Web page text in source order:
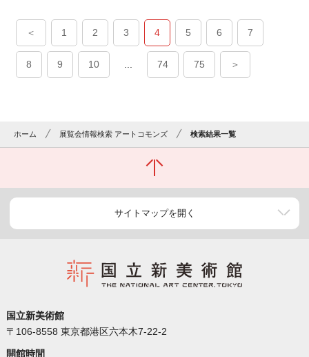
＜ 1 2 3 4 5 6 7
8 9 10 74 75 ＞
ホーム 展覧会情報検索 アートコモンズ 検索結果一覧
サイトマップを開く
国立新美術館
〒106-8558 東京都港区六本木7-22-2
開館時間